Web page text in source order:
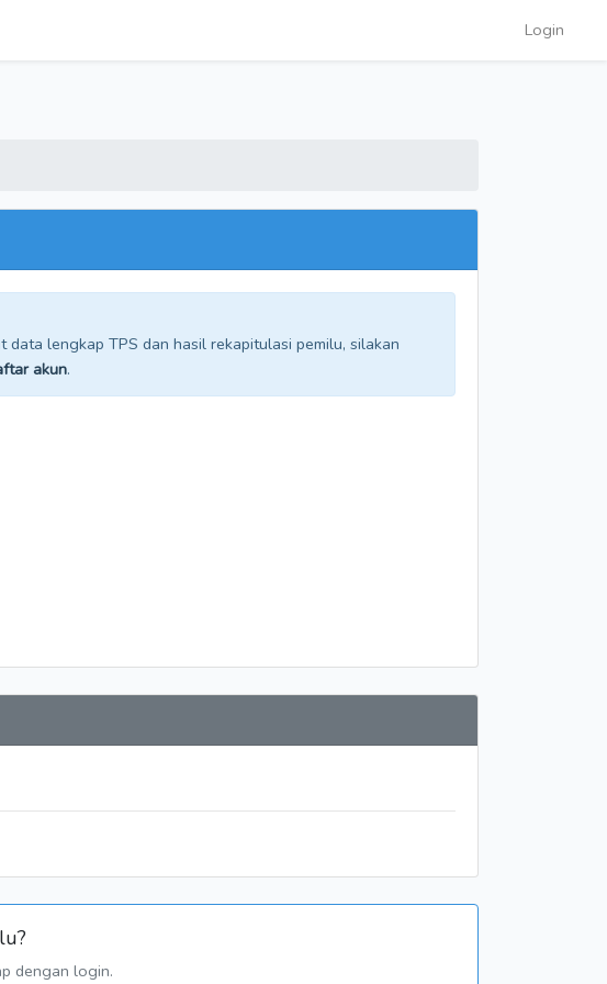
Login
data lengkap TPS dan hasil rekapitulasi pemilu, silakan
akun.
dengan login.